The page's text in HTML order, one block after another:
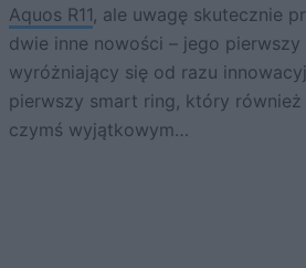
Aquos R11, ale uwagę skutecznie
dwie inne nowości – jego
wyróżniający się od razu
pierwszy smart ring, który
czymś wyjątkowym…